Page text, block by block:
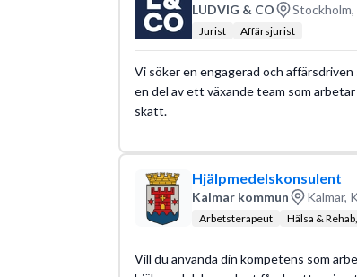
LUDVIG & CO
Jurist Affärsjurist
Vi söker en engagerad och
en del av ett växande team som
skatt.
Hjälpmedelskonsulent
Kalmar kommun Kalmar,
Arbetsterapeut Hälsa &
Vill du använda din kompetens som